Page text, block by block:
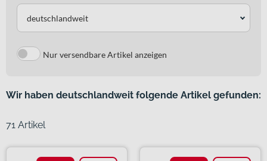
deutschlandweit
Nur versendbare Artikel anzeigen
Wir haben deutschlandweit folgende Artikel gefunden:
71 Artikel